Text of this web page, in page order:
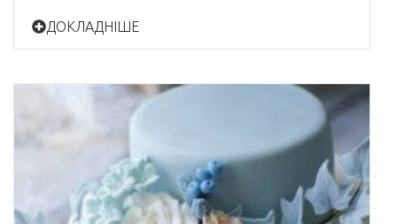
ДОКЛАДНІШЕ